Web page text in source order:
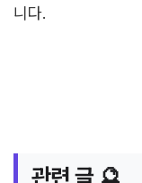
니다.
관련 글 🔮